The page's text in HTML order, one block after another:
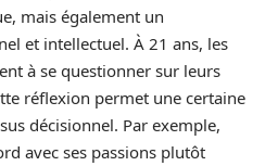
mais également un
et intellectuel. À 21 ans, les
à se questionner sur leurs
réflexion permet une certaine
décisionnel. Par exemple,
avec ses passions plutôt